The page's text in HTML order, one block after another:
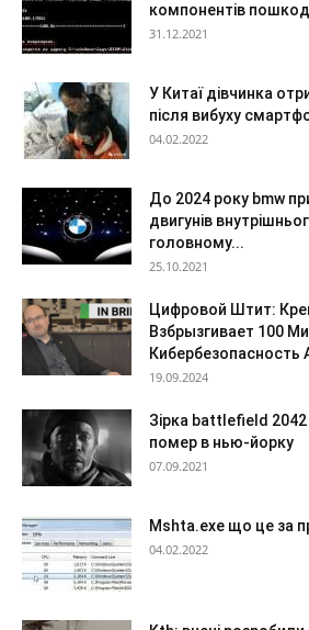
компонентів
31.12.2021
У Китаї дівчинка
після вибуху
04.02.2022
До 2024 року bmw
двигунів
головному...
25.10.2021
Цифровой Штит:
Взбрызгивает 100
Кибербезопасность
19.09.2024
Зірка battlefield 2042
помер в нью-йорку
07.09.2021
Mshta.exe що це за
04.02.2022